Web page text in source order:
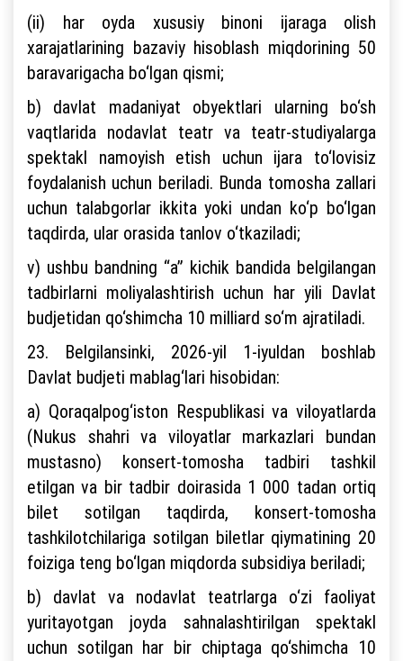
(ii) har oyda xususiy binoni ijaraga olish
xarajatlarining bazaviy hisoblash miqdorining 50
baravarigacha bo‘lgan qismi;
b) davlat madaniyat obyektlari ularning bo‘sh
vaqtlarida nodavlat teatr va teatr-studiyalarga
spektakl namoyish etish uchun ijara to‘lovisiz
foydalanish uchun beriladi. Bunda tomosha zallari
uchun talabgorlar ikkita yoki undan ko‘p bo‘lgan
taqdirda, ular orasida tanlov o‘tkaziladi;
v) ushbu bandning “a” kichik bandida belgilangan
tadbirlarni moliyalashtirish uchun har yili Davlat
budjetidan qo‘shimcha 10 milliard so‘m ajratiladi.
23. Belgilansinki, 2026-yil 1-iyuldan boshlab
Davlat budjeti mablag‘lari hisobidan:
a) Qoraqalpog‘iston Respublikasi va viloyatlarda
(Nukus shahri va viloyatlar markazlari bundan
mustasno) konsert-tomosha tadbiri tashkil
etilgan va bir tadbir doirasida 1 000 tadan ortiq
bilet sotilgan taqdirda, konsert-tomosha
tashkilotchilariga sotilgan biletlar qiymatining 20
foiziga teng bo‘lgan miqdorda subsidiya beriladi;
b) davlat va nodavlat teatrlarga o‘zi faoliyat
yuritayotgan joyda sahnalashtirilgan spektakl
uchun sotilgan har bir chiptaga qo‘shimcha 10